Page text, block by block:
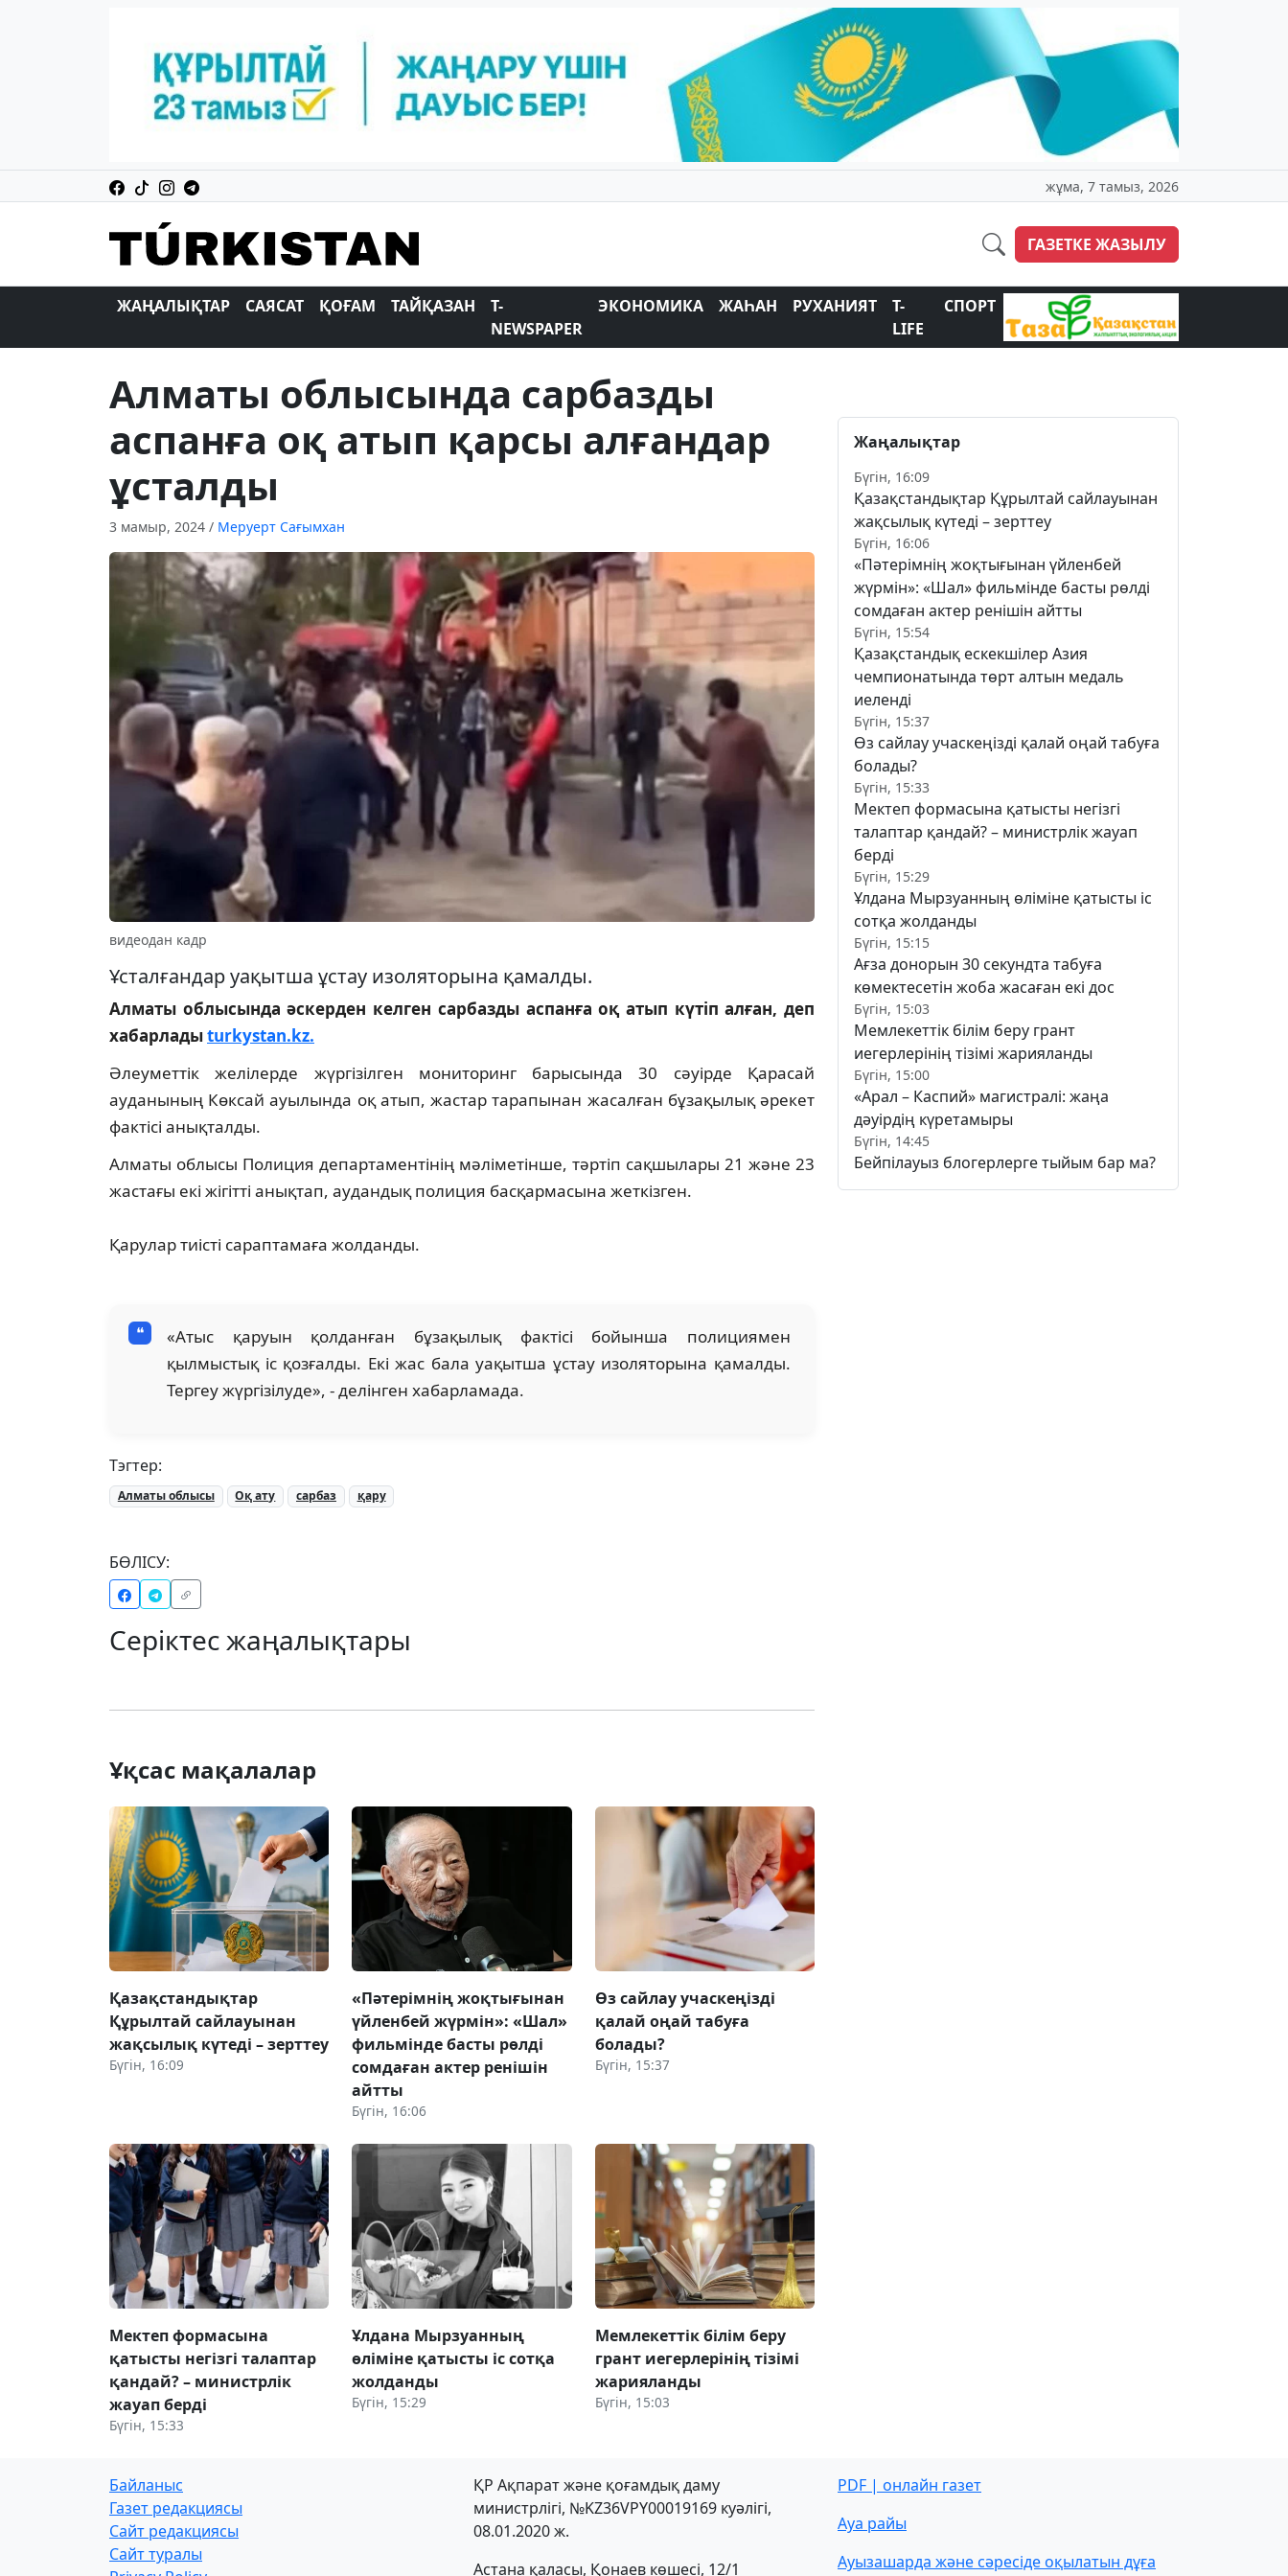
жұма, 7 тамыз, 2026
ГАЗЕТКЕ ЖАЗЫЛУ
ЖАҢАЛЫҚТАР САЯСАТ ҚОҒАМ ТАЙҚАЗАН
T-
NEWSPAPER
ЭКОНОМИКА ЖАҺАН РУХАНИЯТ
T-
LIFE
СПОРТ
Алматы облысында сарбазды
аспанға оқ атып қарсы алғандар
ұсталды
3 мамыр, 2024 / Меруерт Сағымхан
видеодан кадр
Ұсталғандар уақытша ұстау изоляторына қамалды.
Алматы облысында әскерден келген сарбазды аспанға оқ атып күтіп алған, деп
хабарладыturkystan.kz.
Әлеуметтік желілерде жүргізілген мониторинг барысында 30 сәуірде Қарасай
ауданының Көксай ауылында оқ атып, жастар тарапынан жасалған бұзақылық әрекет
фактісі анықталды.
Алматы облысы Полиция департаментінің мәліметінше, тәртіп сақшылары 21 және 23
жастағы екі жігітті анықтап, аудандық полиция басқармасына жеткізген.
Қарулар тиісті сараптамаға жолданды.
«Атыс қаруын қолданған бұзақылық фактісі бойынша полициямен
қылмыстық іс қозғалды. Екі жас бала уақытша ұстау изоляторына қамалды.
Тергеу жүргізілуде», - делінген хабарламада.
Тэгтер:
Алматы облысы Оқ ату сарбаз қару
БӨЛІСУ:
Серіктес жаңалықтары
Ұқсас мақалалар
Қазақстандықтар
Құрылтай сайлауынан
жақсылық күтеді – зерттеу
Бүгін, 16:09
«Пәтерімнің жоқтығынан
үйленбей жүрмін»: «Шал»
фильмінде басты рөлді
сомдаған актер ренішін
айтты
Бүгін, 16:06
Өз сайлау учаскеңізді
қалай оңай табуға
болады?
Бүгін, 15:37
Мектеп формасына
қатысты негізгі талаптар
қандай? – министрлік
жауап берді
Бүгін, 15:33
Ұлдана Мырзуанның
өліміне қатысты іс сотқа
жолданды
Бүгін, 15:29
Мемлекеттік білім беру
грант иегерлерінің тізімі
жарияланды
Бүгін, 15:03
Жаңалықтар
Бүгін, 16:09
Қазақстандықтар Құрылтай сайлауынан
жақсылық күтеді – зерттеу
Бүгін, 16:06
«Пәтерімнің жоқтығынан үйленбей
жүрмін»: «Шал» фильмінде басты рөлді
сомдаған актер ренішін айтты
Бүгін, 15:54
Қазақстандық ескекшілер Азия
чемпионатында төрт алтын медаль
иеленді
Бүгін, 15:37
Өз сайлау учаскеңізді қалай оңай табуға
болады?
Бүгін, 15:33
Мектеп формасына қатысты негізгі
талаптар қандай? – министрлік жауап
берді
Бүгін, 15:29
Ұлдана Мырзуанның өліміне қатысты іс
сотқа жолданды
Бүгін, 15:15
Ағза донорын 30 секундта табуға
көмектесетін жоба жасаған екі дос
Бүгін, 15:03
Мемлекеттік білім беру грант
иегерлерінің тізімі жарияланды
Бүгін, 15:00
«Арал – Каспий» магистралі: жаңа
дәуірдің күретамыры
Бүгін, 14:45
Бейпілауыз блогерлерге тыйым бар ма?
Байланыс
Газет редакциясы
Сайт редакциясы
Сайт туралы
ҚР Ақпарат және қоғамдық даму
министрлігі, №KZ36VPY00019169 куәлігі,
08.01.2020 ж.
Астана қаласы, Қонаев көшесі, 12/1
PDF | онлайн газет
Ауа райы
Ауызашарда және сәресіде оқылатын дұға